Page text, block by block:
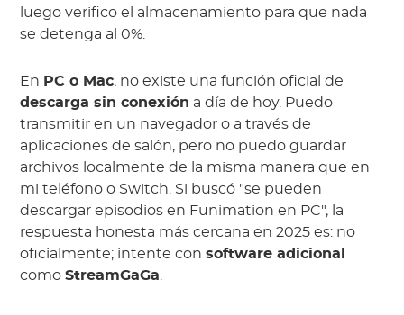
luego verifico el almacenamiento para que nada
se detenga al 0%.
En PC o Mac, no existe una función oficial de
descarga sin conexión a día de hoy. Puedo
transmitir en un navegador o a través de
aplicaciones de salón, pero no puedo guardar
archivos localmente de la misma manera que en
mi teléfono o Switch. Si buscó "se pueden
descargar episodios en Funimation en PC", la
respuesta honesta más cercana en 2025 es: no
oficialmente; intente consoftware adicional
comoStreamGaGa.